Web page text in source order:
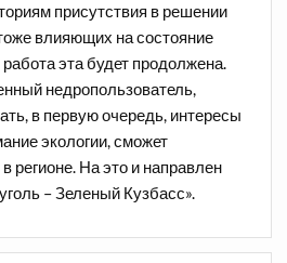
присутствия в решении
влияющих на состояние
эта будет продолжена.
недропользователь,
в первую очередь, интересы
экологии, сможет
регионе. На это и направлен
– Зеленый Кузбасс».